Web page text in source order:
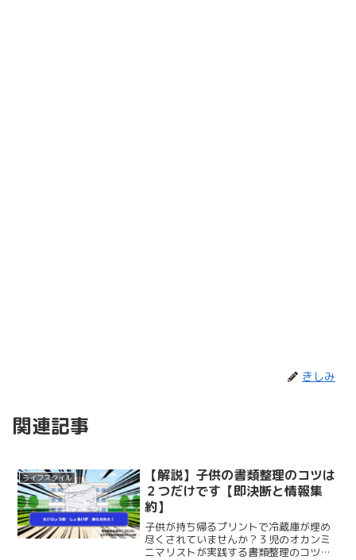
きしみ
関連記事
ライフスタイル
【解説】子供の書類整理のコツは
２つだけです【即決断と情報集
約】
子供が持ち帰るプリントで冷蔵庫が埋め
尽くされていませんか？３児のオカンミ
ニマリストが実践する書類整理のコツを